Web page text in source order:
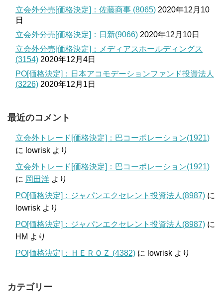
立会外分売[価格決定]：佐藤商事 (8065) 2020年12月10
日
立会外分売[価格決定]：日新(9066) 2020年12月10日
立会外分売[価格決定]：メディアスホールディングス
(3154) 2020年12月4日
PO[価格決定]：日本アコモデーションファンド投資法人
(3226) 2020年12月1日
最近のコメント
立会外トレード[価格決定]：巴コーポレーション(1921)
に lowrisk より
立会外トレード[価格決定]：巴コーポレーション(1921)
に 岡田洋 より
PO[価格決定]：ジャパンエクセレント投資法人(8987) に
lowrisk より
PO[価格決定]：ジャパンエクセレント投資法人(8987) に
HM より
PO[価格決定]：ＨＥＲＯＺ (4382) に lowrisk より
カテゴリー